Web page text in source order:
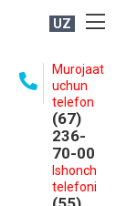
UZ
Murojaat
uchun
telefon
(67)
236-
70-00
Ishonch
telefoni